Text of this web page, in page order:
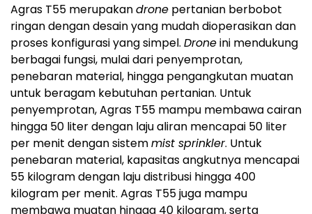
Agras T55 merupakandrone pertanian berbobot
ringan dengan desain yang mudah dioperasikan dan
proses konfigurasi yang simpel. Droneini mendukung
berbagai fungsi, mulai dari penyemprotan,
penebaran material, hingga pengangkutan muatan
untuk beragam kebutuhan pertanian. Untuk
penyemprotan, Agras T55 mampu membawa cairan
hingga 50 liter dengan laju aliran mencapai 50 liter
per menit dengan sistemmist sprinkler. Untuk
penebaran material, kapasitas angkutnya mencapai
55 kilogram dengan laju distribusi hingga 400
kilogram per menit. Agras T55 juga mampu
membawa muatan hingga 40 kilogram, serta